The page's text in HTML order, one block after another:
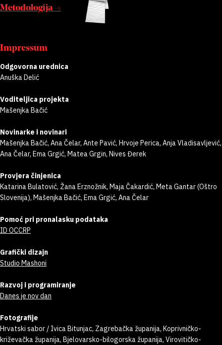
Metodologija →
Impressum
Odgovorna urednica
Anuška Delić
Voditeljica projekta
Mašenjka Bačić
Novinarke i novinari
Mašenjka Bačić, Ana Čelar, Ante Pavić, Hrvoje Perica, Anja Vladisavljević,
Ana Čelar, Ema Grgić, Matea Grgin, Nives Đerek
Provjera činjenica
Katarina Bulatović, Žana Erznožnik, Maja Čakardić, Meta Gantar (Oštro
Slovenija), Mašenjka Bačić, Ema Grgić, Ana Čelar
Pomoć pri pronalasku podataka
ID OCCRP
Grafički dizajn
Studio Mashoni
Razvoj i programiranje
Danes je nov dan
Fotografije
Hrvatski sabor / Ivica Bitunjac, Zagrebačka županija, Koprivničko-
križevačka županija, Bjelovarsko-bilogorska županija, Virovitičko-